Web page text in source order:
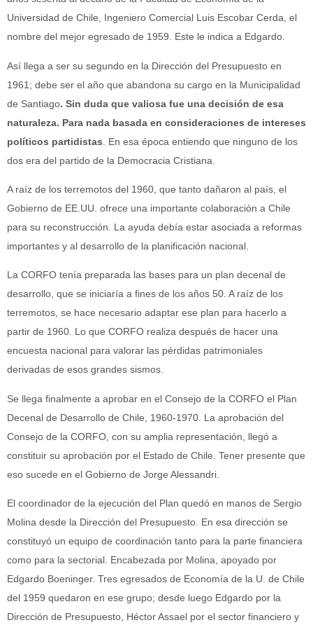
Universidad de Chile, Ingeniero Comercial Luis Escobar Cerda, el
nombre del mejor egresado de 1959. Este le indica a Edgardo.
Así llega a ser su segundo en la Dirección del Presupuesto en
1961; debe ser el año que abandona su cargo en la Municipalidad
de Santiago. Sin duda que valiosa fue una decisión de esa
naturaleza. Para nada basada en consideraciones de intereses
políticos partidistas . En esa época entiendo que ninguno de los
dos era del partido de la Democracia Cristiana.
A raíz de los terremotos del 1960, que tanto dañaron al país, el
Gobierno de EE.UU. ofrece una importante colaboración a Chile
para su reconstrucción. La ayuda debía estar asociada a reformas
importantes y al desarrollo de la planificación nacional.
La CORFO tenía preparada las bases para un plan decenal de
desarrollo, que se iniciaría a fines de los años 50. A raíz de los
terremotos, se hace necesario adaptar ese plan para hacerlo a
partir de 1960. Lo que CORFO realiza después de hacer una
encuesta nacional para valorar las pérdidas patrimoniales
derivadas de esos grandes sismos.
Se llega finalmente a aprobar en el Consejo de la CORFO el Plan
Decenal de Desarrollo de Chile, 1960-1970. La aprobación del
Consejo de la CORFO, con su amplia representación, llegó a
constituir su aprobación por el Estado de Chile. Tener presente que
eso sucede en el Gobierno de Jorge Alessandri.
El coordinador de la ejecución del Plan quedó en manos de Sergio
Molina desde la Dirección del Presupuesto. En esa dirección se
constituyó un equipo de coordinación tanto para la parte financiera
como para la sectorial. Encabezada por Molina, apoyado por
Edgardo Boeninger. Tres egresados de Economía de la U. de Chile
del 1959 quedaron en ese grupo; desde luego Edgardo por la
Dirección de Presupuesto, Héctor Assael por el sector financiero y